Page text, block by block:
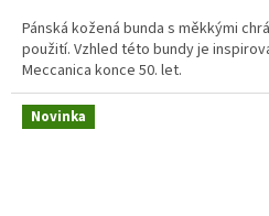
Pánská kožená bunda s měkkými
použití. Vzhled této bundy je
Meccanica konce 50. let.
Novinka